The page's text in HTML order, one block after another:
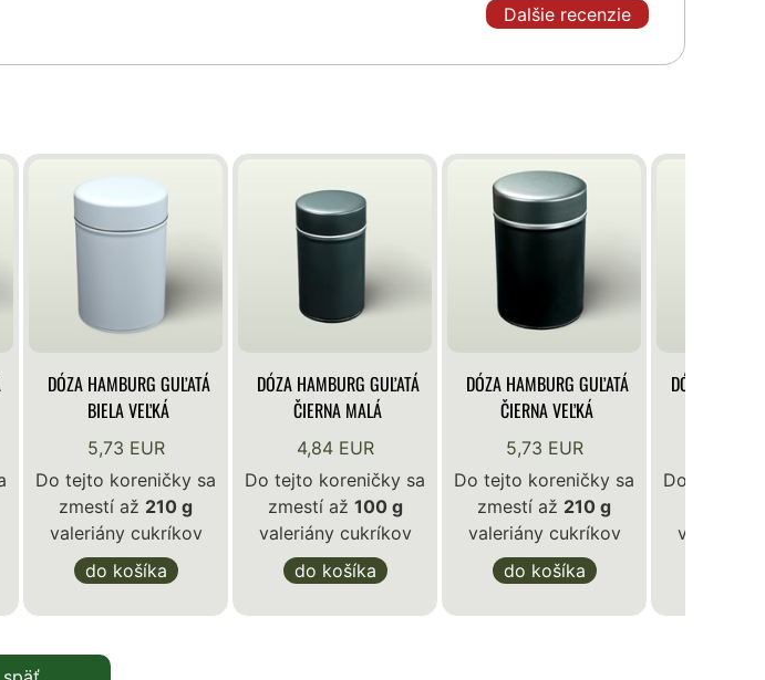
Dalšie recenzie
DÓZA HAMBURG GUĽATÁ
BIELA VEĽKÁ
5,73 EUR
Do tejto koreničky sa
zmestí až 210 g
valeriány cukríkov
do košíka
DÓZA HAMBURG GUĽATÁ
ČIERNA MALÁ
4,84 EUR
Do tejto koreničky sa
zmestí až 100 g
valeriány cukríkov
do košíka
DÓZA HAMBURG GUĽATÁ
ČIERNA VEĽKÁ
5,73 EUR
Do tejto koreničky sa
zmestí až 210 g
valeriány cukríkov
do košíka
DÓZA KLASIK
Do tejto
valeriány